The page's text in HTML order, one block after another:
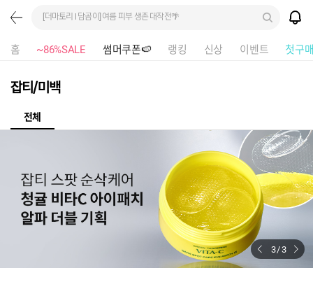
[더마토리 l 담곰이] 여름 피부 생존 대작전🌴
홈 ~86%SALE 썸머쿠폰🍉 랭킹 신상 이벤트 첫구
잡티/미백
전체
1/3